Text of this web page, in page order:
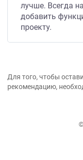
лучше. Всегда
добавить
проекту.
Для того, чтобы
рекомендацию,